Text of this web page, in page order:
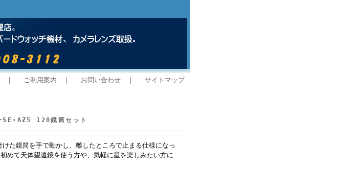
｜ ご利用案内 ｜ お問い合わせ ｜ サイトマップ
SE-AZ5 120鏡筒セット
た鏡筒を手で動かし、離したところで止まる仕様になっ
めて天体望遠鏡を使う方や、気軽に星を楽しみたい方に